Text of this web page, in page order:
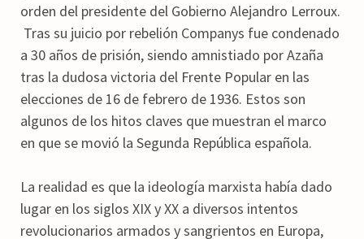
orden del presidente del Gobierno Alejandro Lerroux.
Tras su juicio por rebelión Companys fue condenado
a 30 años de prisión, siendo amnistiado por Azaña
tras la dudosa victoria del Frente Popular en las
elecciones de 16 de febrero de 1936. Estos son
algunos de los hitos claves que muestran el marco
en que se movió la Segunda República española.
La realidad es que la ideología marxista había dado
lugar en los siglos XIX y XX a diversos intentos
revolucionarios armados y sangrientos en Europa,